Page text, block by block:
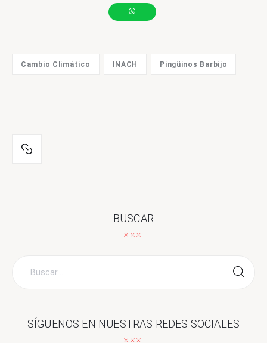
Cambio Climático INACH Pingüinos Barbijo
BUSCAR
SÍGUENOS EN NUESTRAS REDES SOCIALES